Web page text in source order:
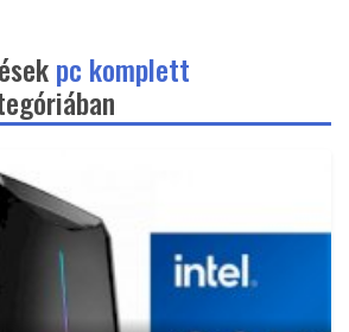
pc komplett